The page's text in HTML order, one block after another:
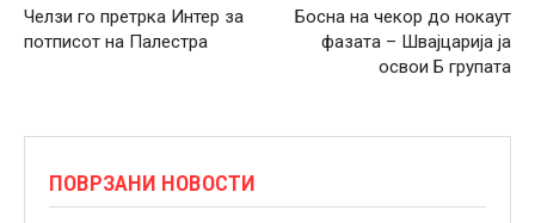
Челзи го претрка Интер за
потписот на Палестра
Босна на чекор до нокаут
фазата – Швајцарија ја
освои Б групата
ПОВРЗАНИ НОВОСТИ